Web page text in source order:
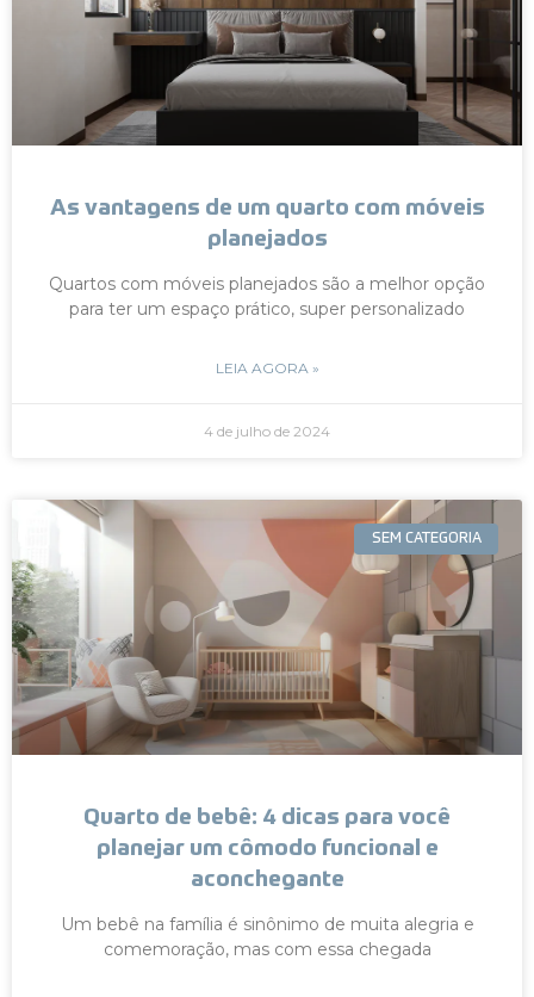
As vantagens de um quarto com móveis
planejados
Quartos com móveis planejados são a melhor opção
para ter um espaço prático, super personalizado
LEIA AGORA »
4 de julho de 2024
SEM CATEGORIA
Quarto de bebê: 4 dicas para você
planejar um cômodo funcional e
aconchegante
Um bebê na família é sinônimo de muita alegria e
comemoração, mas com essa chegada